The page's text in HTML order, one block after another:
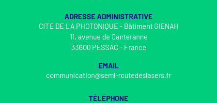
ADRESSE ADMINISTRATIVE
CITE DE LA PHOTONIQUE - Bâtiment GIENAH
11, avenue de Canteranne
33600 PESSAC - France
EMAIL
communication@seml-routedeslasers.fr
TÉLÉPHONE